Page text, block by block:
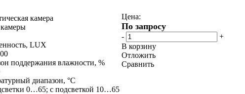
камера
LUX
поддержания влажности, %
диапазон, °С
0…65; с подсветкой 10…65
Цена:
По запросу
-
+
В корзину
Отложить
Сравнить